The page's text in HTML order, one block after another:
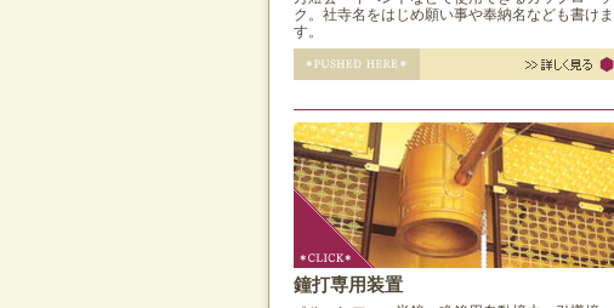
ク。社寺名をはじめ願い事や奉納名なども書けま
す。
鐘打専用装置